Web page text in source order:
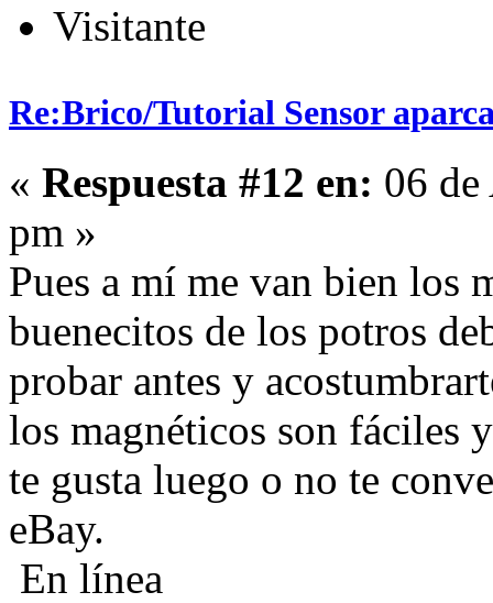
Visitante
Re:Brico/Tutorial Sensor
« Respuesta #12 en: 06
pm »
Pues a mí me van bien los
buenecitos de los potros
probar antes y
los magnéticos son fáciles
te gusta luego o no te
eBay.
En línea